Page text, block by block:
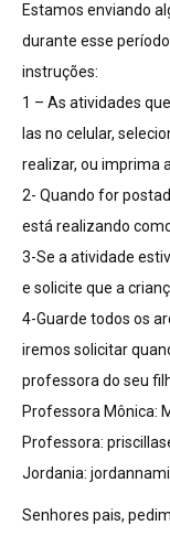
Estamos enviando
durante esse
instruções:
1 – As atividades
las no celular,
realizar, ou imprima
2- Quando for
está realizando
3-Se a atividade
e solicite que a
4-Guarde todos os
iremos solicitar
professora do seu
Professora Mônica:
Professora:
Jordania:
Senhores pais,